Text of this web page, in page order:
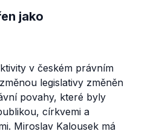
jako
v českém právním
legislativy změněn
povahy, které byly
církvemi a
Miroslav Kalousek má